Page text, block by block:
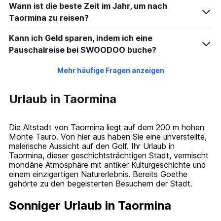
Wann ist die beste Zeit im Jahr, um nach
Taormina zu reisen?
Kann ich Geld sparen, indem ich eine
Pauschalreise bei SWOODOO buche?
Mehr häufige Fragen anzeigen
Urlaub in Taormina
Die Altstadt von Taormina liegt auf dem 200 m hohen
Monte Tauro. Von hier aus haben Sie eine unverstellte,
malerische Aussicht auf den Golf. Ihr Urlaub in
Taormina, dieser geschichtsträchtigen Stadt, vermischt
mondäne Atmosphäre mit antiker Kulturgeschichte und
einem einzigartigen Naturerlebnis. Bereits Goethe
gehörte zu den begeisterten Besuchern der Stadt.
Sonniger Urlaub in Taormina